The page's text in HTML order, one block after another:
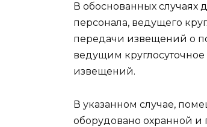
В обоснованных случаях
персонала, ведущего
передачи извещений о
веду­щим
извещений.
В указанном случае,
оборудовано охранной